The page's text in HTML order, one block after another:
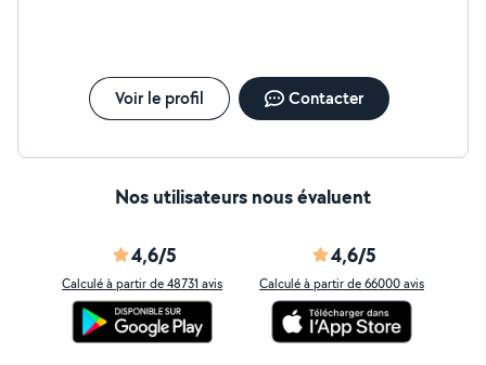
Voir le profil Contacter
Nos utilisateurs nous évaluent
4,6/5
Calculé à partir de 48731 avis
4,6/5
Calculé à partir de 66000 avis